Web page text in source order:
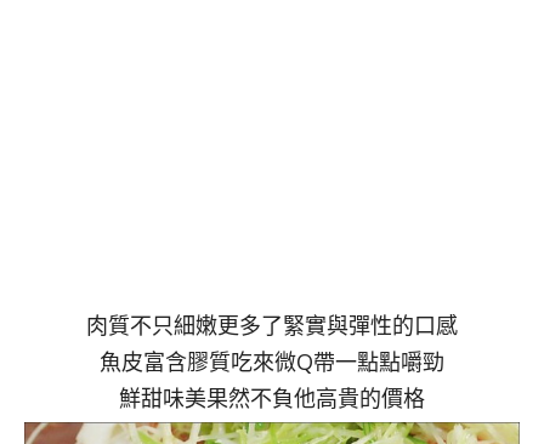
肉質不只細嫩更多了緊實與彈性的口感
魚皮富含膠質吃來微Q帶一點點嚼勁
鮮甜味美果然不負他高貴的價格